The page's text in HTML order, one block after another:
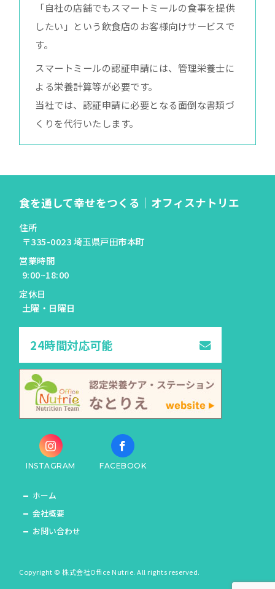
「自社の店舗でもスマートミールの食事を提供
したい」という飲食店のお客様向けサービスで
す。
スマートミールの認証申請には、管理栄養士に
よる栄養計算等が必要です。
当社では、認証申請に必要となる面倒な書類づ
くりを代行いたします。
食を通して幸せをつくる｜オフィスナトリエ
住所
〒335-0023 埼玉県戸田市本町
営業時間
9:00~18:00
定休日
土曜・日曜日
24時間対応可能
INSTAGRAM FACEBOOK
ホーム
会社概要
お問い合わせ
Copyright © 株式会社Office Nutrie. All rights reserved.